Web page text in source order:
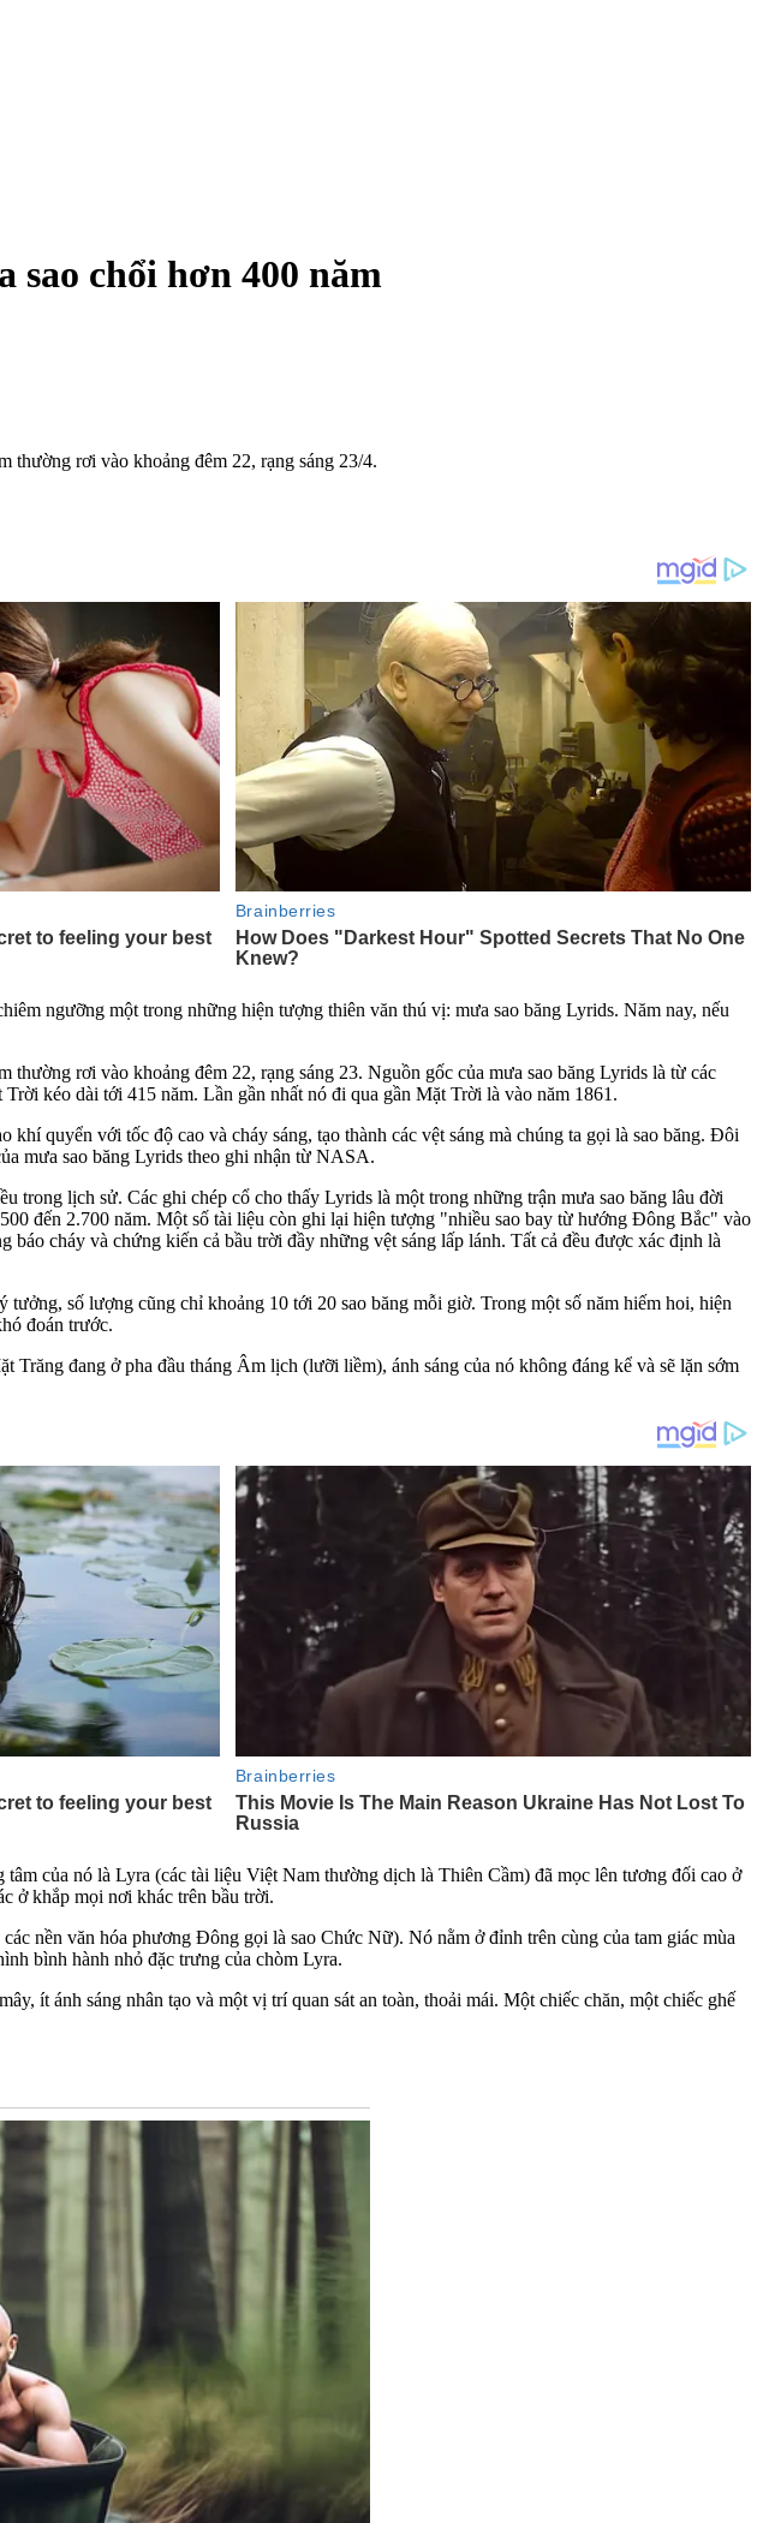
sao chổi hơn 400 năm
thường rơi vào khoảng đêm 22, rạng sáng 23/4.
ngưỡng một trong những hiện tượng thiên văn thú vị: mưa sao băng Lyrids. Năm nay, nếu
rơi vào khoảng đêm 22, rạng sáng 23. Nguồn gốc của mưa sao băng Lyrids là từ các
kéo dài tới 415 năm. Lần gần nhất nó đi qua gần Mặt Trời là vào năm 1861.
quyển với tốc độ cao và cháy sáng, tạo thành các vệt sáng mà chúng ta gọi là sao băng. Đôi
mưa sao băng Lyrids theo ghi nhận từ NASA.
trong lịch sử. Các ghi chép cổ cho thấy Lyrids là một trong những trận mưa sao băng lâu đời
đến 2.700 năm. Một số tài liệu còn ghi lại hiện tượng "nhiều sao bay từ hướng Đông Bắc" vào
cháy và chứng kiến cả bầu trời đầy những vệt sáng lấp lánh. Tất cả đều được xác định là
số lượng cũng chỉ khoảng 10 tới 20 sao băng mỗi giờ. Trong một số năm hiếm hoi, hiện
đoán trước.
đang ở pha đầu tháng Âm lịch (lưỡi liềm), ánh sáng của nó không đáng kể và sẽ lặn sớm
của nó là Lyra (các tài liệu Việt Nam thường dịch là Thiên Cầm) đã mọc lên tương đối cao ở
ở khắp mọi nơi khác trên bầu trời.
nền văn hóa phương Đông gọi là sao Chức Nữ). Nó nằm ở đỉnh trên cùng của tam giác mùa
bình hành nhỏ đặc trưng của chòm Lyra.
ít ánh sáng nhân tạo và một vị trí quan sát an toàn, thoải mái. Một chiếc chăn, một chiếc ghế